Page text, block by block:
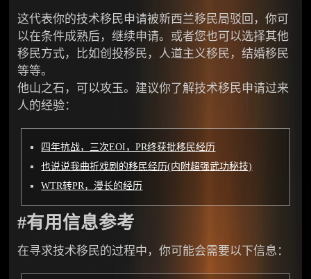
这代表你的技术移民申请被新西兰移民局驳回，你可
以在条件成熟后，继续申请。或者您也可以选择其他
移民方式，比如创投移民，人道主义移民，结婚移民
等等。
他山之石，可以攻玉。建议你了解技术移民申请过来
人的经验：
四年抗战，三次EOI，PR终获批移民经历
也说说我曲折戏剧的移民经历(内附超强武功秘技)
WTR转PR，漫长的经历
#有用信息参考
在寻求技术移民的过程中，你可能会需要以下信息：